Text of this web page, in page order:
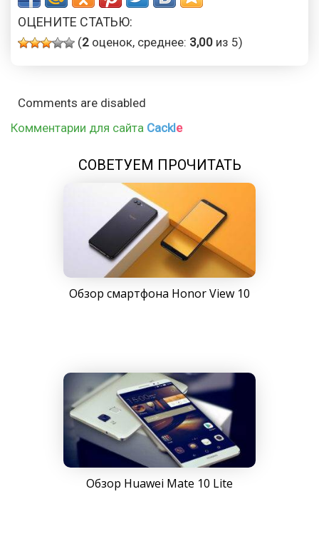
ОЦЕНИТЕ СТАТЬЮ:
(2 оценок, среднее: 3,00 из 5)
Comments are disabled
Комментарии для сайта Cackle
СОВЕТУЕМ ПРОЧИТАТЬ
Обзор смартфона Honor View 10
Обзор Huawei Mate 10 Lite